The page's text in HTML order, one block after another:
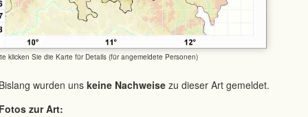
klicken Sie die Karte für Details (für angemeldete Personen)
wurden uns keine Nachweise zu dieser Art gemeldet.
zur Art: